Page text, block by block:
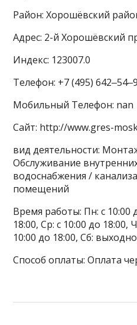
Район: Хорошёвский
Адрес: 2-й Хорошёвский
Индекс: 123007.0
Телефон: +7 (495)
Мобильный Телефон: nan
Сайт: http://www.gres-
вид деятельности:
Обслуживание
водоснабжения /
помещений
Время работы: Пн: с 10:00
18:00, Ср: с 10:00 до 18:00,
10:00 до 18:00, Сб:
Способ оплаты: Оплата